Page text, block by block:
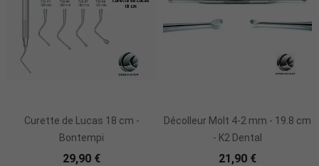
Curette de Lucas 18 cm -
Bontempi
29,90 €
Décolleur Molt 4-2 mm - 19.8 cm
- K2 Dental
21,90 €